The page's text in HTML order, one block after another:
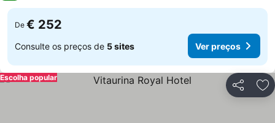
De € 252
Consulte os preços de 5 sites Ver preços
Partilhar
Escolha popular